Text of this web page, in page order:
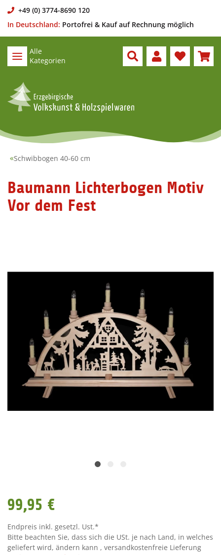
+49 (0) 3774-8690 120
In Deutschland: Portofrei & Kauf auf Rechnung möglich
Alle
Kategorien
Schwibbogen 40-60 cm
Baumann Lichterbogen Motiv
Vor dem Fest
99,95 €
Endpreis inkl. gesetzl. Ust.*
Bitte beachten Sie, dass sich die USt. je nach Land, in welches
geliefert wird, ändern kann , versandkostenfreie Lieferung